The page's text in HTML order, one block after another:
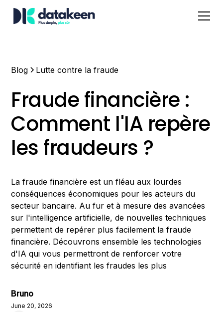
Blog Lutte contre la fraude
Fraude financière :
Comment l'IA repère
les fraudeurs ?
La fraude financière est un fléau aux lourdes
conséquences économiques pour les acteurs du
secteur bancaire. Au fur et à mesure des avancées
sur l'intelligence artificielle, de nouvelles techniques
permettent de repérer plus facilement la fraude
financière. Découvrons ensemble les technologies
d'IA qui vous permettront de renforcer votre
sécurité en identifiant les fraudes les plus
Bruno
June 20, 2026